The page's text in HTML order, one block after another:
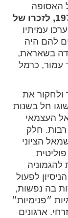
add_circle_outline
Increase
brightness_low
כהה
האסופה
השמאל העצמאי בישראל 1970-1992, לזכרו של
עמיתיו
להם היה
בשאראת,
עמור, כרמל
ולחקור את
חל בשנות
העצמאי
רבות. חלק
הציוני
להגמוניה
לפעול
בה נפשות,
״פנימיות״
ארגונים